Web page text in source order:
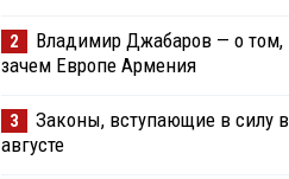
2
Владимир Джабаров — о том,
зачем Европе Армения
3
Законы, вступающие в силу в
августе